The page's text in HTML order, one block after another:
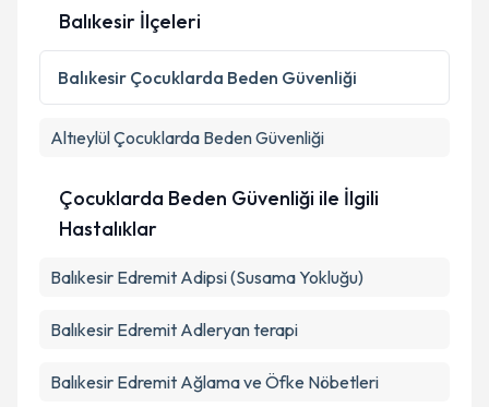
Kişisel verilerimin işlenmesine ilişkinAydınlatma
Metni'ni okudum ve kişisel verilerimin belirtilen
Balıkesir İlçeleri
Balıkesir Çocuklarda Beden Güvenliği
AltıeylülÇocuklarda Beden Güvenliği
Çocuklarda Beden Güvenliği ile İlgili
Hastalıklar
Balıkesir Edremit Adipsi (Susama Yokluğu)
Balıkesir Edremit Adleryan terapi
Balıkesir Edremit Ağlama ve Öfke Nöbetleri